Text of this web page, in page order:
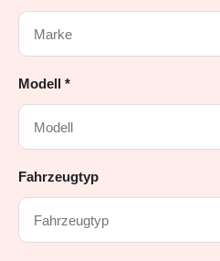
Modell *
Fahrzeugtyp